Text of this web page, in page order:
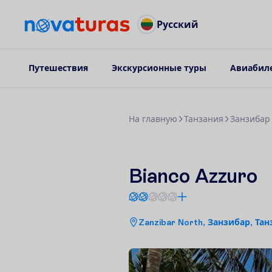
Русский
Путешествия Экскурсионные туры
На главную Танзания Занзибар
Bianco Azzuro
Zanzibar North, Занзибар,